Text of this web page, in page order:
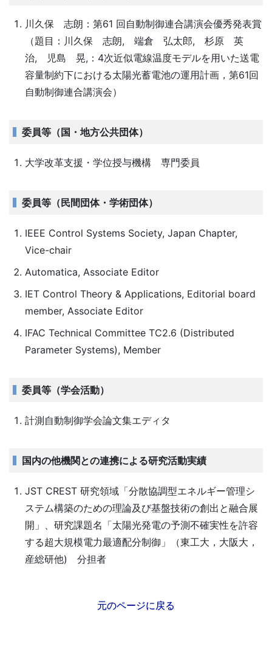
川久保 志朗：第61 回自動制御連合講演会優秀発表賞
（題目：川久保 志朗, 端倉 弘太郎, 杉原 英
治, 児島 晃,：4次近似電線温度モデルを用いた送電
容量制約下における太陽光蓄電池の運用計画，第61回
自動制御連合講演会）
委員等（国・地方公共団体）
大学改革支援・学位授与機構 専門委員
委員等（民間団体・学術団体）
IEEE Control Systems Society, Japan Chapter,
Vice-chair
Automatica, Associate Editor
IET Control Theory & Applications, Editorial board
member, Associate Editor
IFAC Technical Committee TC2.6 (Distributed
Parameter Systems), Member
委員等（学会活動）
計測自動制御学会論文集エディタ
国内の他機関との連携による研究活動実績
JST CREST 研究領域「分散協調型エネルギー管理シ
ステム構築のための理論及び基盤技術の創出と融合展
開」、研究課題名「太陽光発電の予測不確実性を許容
する超大規模電力最適配分制御」（東工大，大阪大，
産総研他) 分担者
元のページに戻る